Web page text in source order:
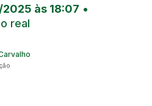
às 18:07 •
real